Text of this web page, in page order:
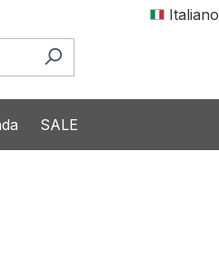
Italiano
SALE